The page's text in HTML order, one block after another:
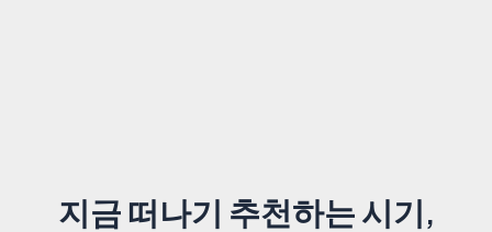
지금 떠나기 추천하는 시기,